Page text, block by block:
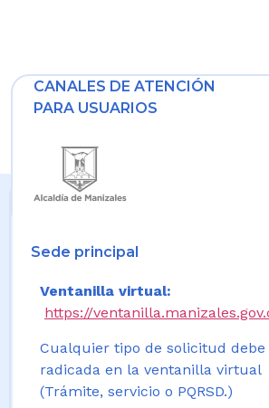
CANALES DE ATENCIÓN
PARA USUARIOS
Sede principal
Ventanilla virtual:
https://
Cualquier tipo de solicitud debe
radicada en la ventanilla virtual
(Trámite, servicio o PQRSD.)